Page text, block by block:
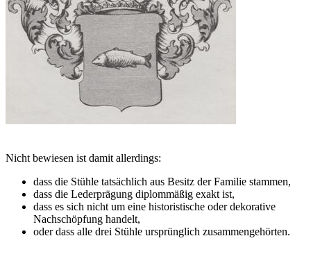
Nicht bewiesen ist damit allerdings:
dass die Stühle tatsächlich aus Besitz der Familie stammen,
dass die Lederprägung diplommäßig exakt ist,
dass es sich nicht um eine historistische oder dekorative
Nachschöpfung handelt,
oder dass alle drei Stühle ursprünglich zusammengehörten.